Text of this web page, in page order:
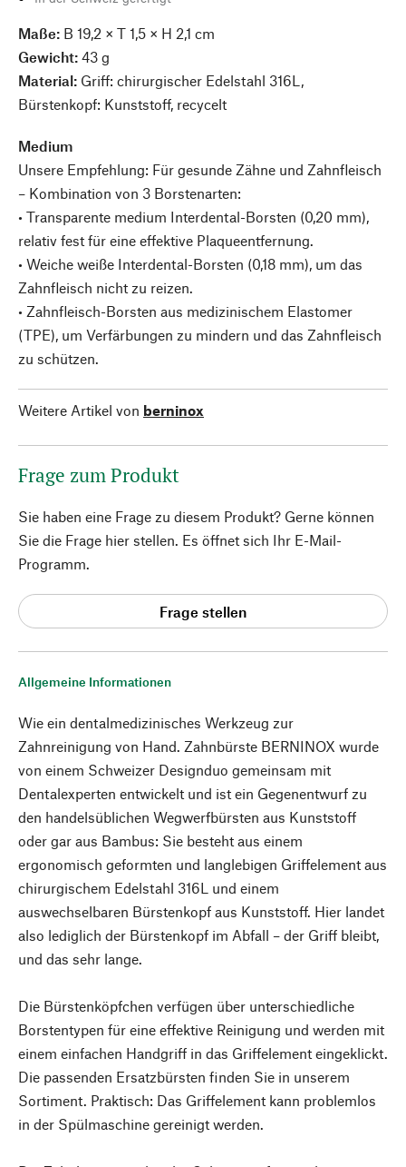
Allgemeine Informationen
Wie ein dentalmedizinisches Werkzeug zur
Zahnreinigung von Hand. Zahnbürste BERNINOX wurde
von einem Schweizer Designduo gemeinsam mit
Dentalexperten entwickelt und ist ein Gegenentwurf zu
den handelsüblichen Wegwerfbürsten aus Kunststoff
oder gar aus Bambus: Sie besteht aus einem
ergonomisch geformten und langlebigen Griffelement aus
chirurgischem Edelstahl 316L und einem
auswechselbaren Bürstenkopf aus Kunststoff. Hier landet
also lediglich der Bürstenkopf im Abfall – der Griff bleibt,
und das sehr lange.
Die Bürstenköpfchen verfügen über unterschiedliche
Borstentypen für eine effektive Reinigung und werden mit
einem einfachen Handgriff in das Griffelement eingeklickt.
Die passenden Ersatzbürsten finden Sie in unserem
Sortiment. Praktisch: Das Griffelement kann problemlos
in der Spülmaschine gereinigt werden.
Maße: B 19,2 × T 1,5 × H 2,1 cm
Gewicht: 43 g
Material: Griff: chirurgischer Edelstahl 316L,
Bürstenkopf: Kunststoff, recycelt
Medium
Unsere Empfehlung: Für gesunde Zähne und Zahnfleisch
– Kombination von 3 Borstenarten:
• Transparente medium Interdental-Borsten (0,20 mm),
relativ fest für eine effektive Plaqueentfernung.
• Weiche weiße Interdental-Borsten (0,18 mm), um das
Zahnfleisch nicht zu reizen.
• Zahnfleisch-Borsten aus medizinischem Elastomer
(TPE), um Verfärbungen zu mindern und das Zahnfleisch
zu schützen.
Weitere Artikel von berninox
Frage zum Produkt
Sie haben eine Frage zu diesem Produkt? Gerne können
Sie die Frage hier stellen. Es öffnet sich Ihr E-Mail-
Programm.
Frage stellen